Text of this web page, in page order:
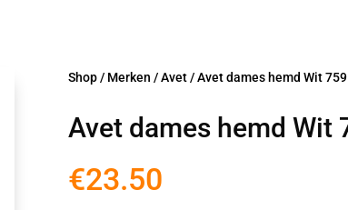
Shop/ Merken /Avet/ Avet dames hemd Wit
Avet dames hemd Wit
€23.50